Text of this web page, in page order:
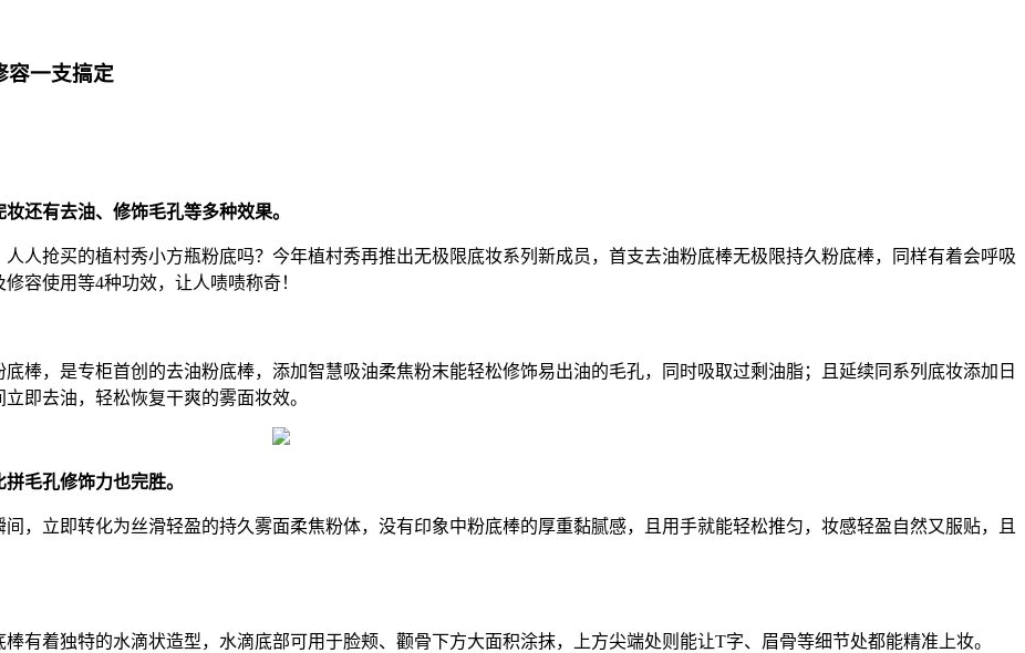
容一支搞定
还有去油、修饰毛孔等多种效果。
抢买的植村秀小方瓶粉底吗？今年植村秀再推出无极限底妆系列新成员，首支去油粉底棒无极限持久粉底棒，同样有着会呼吸
容使用等4种功效，让人啧啧称奇！
，是专柜首创的去油粉底棒，添加智慧吸油柔焦粉末能轻松修饰易出油的毛孔，同时吸取过剩油脂；且延续同系列底妆添加日
即去油，轻松恢复干爽的雾面妆效。
毛孔修饰力也完胜。
立即转化为丝滑轻盈的持久雾面柔焦粉体，没有印象中粉底棒的厚重黏腻感，且用手就能轻松推匀，妆感轻盈自然又服贴，且
着独特的水滴状造型，水滴底部可用于脸颊、颧骨下方大面积涂抹，上方尖端处则能让T字、眉骨等细节处都能精准上妆。